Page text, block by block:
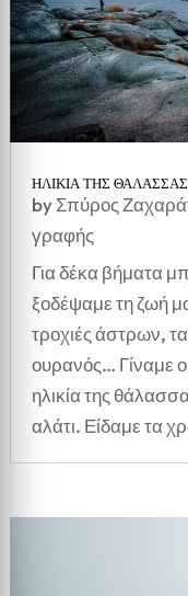
ΗΛΙΚΙΑ ΤΗΣ ΘΑΛΑΣΣΑΣ
byΣπύρος
γραφής
Για δέκα βήματα
ξοδέψαμε τη ζωή
τροχιές άστρων,
ουρανός… Γίναμε
ηλικία της
αλάτι. Είδαμε τα